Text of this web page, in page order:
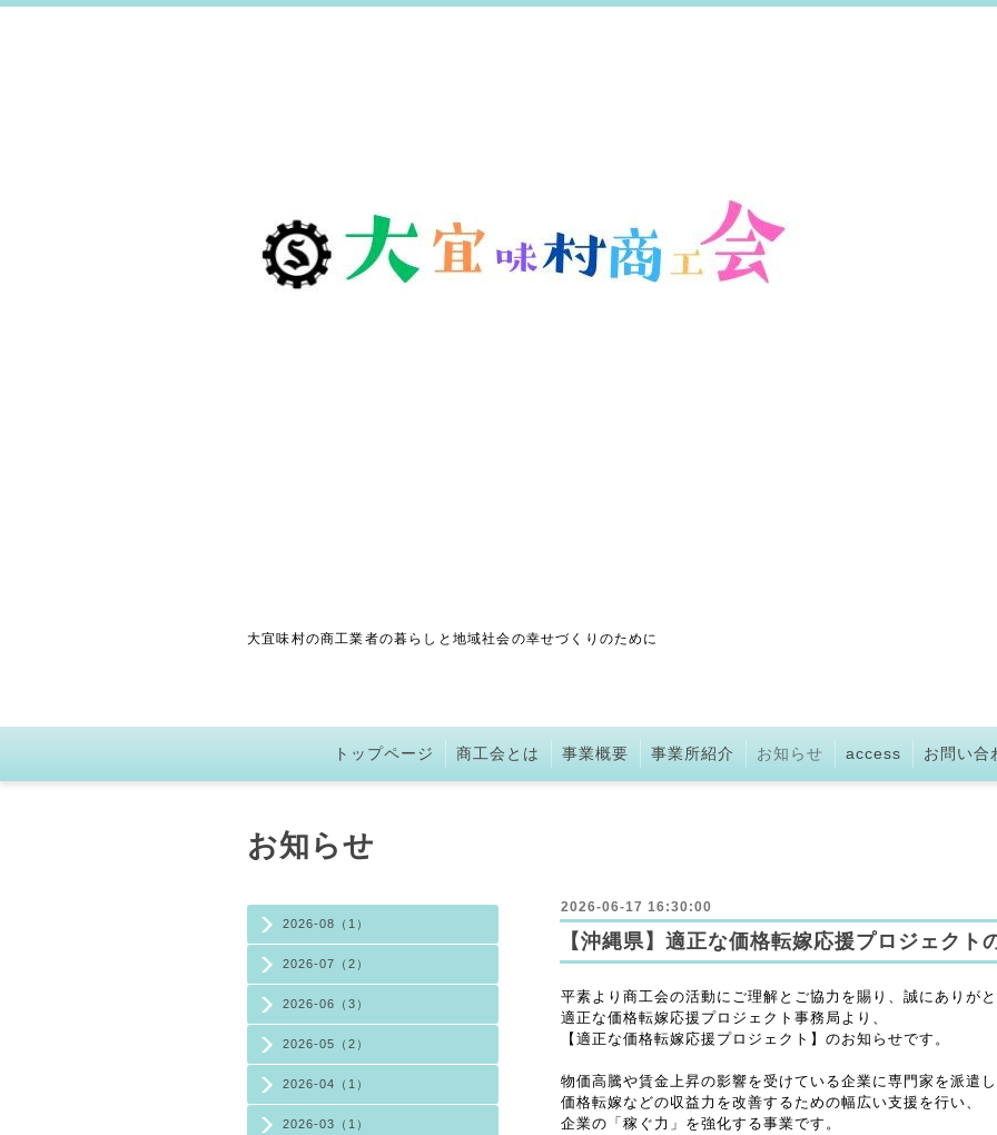
大宜味村の商工業者の暮らしと地域社会の幸せづくりのために
トップページ 商工会とは 事業概要 事業所紹介 お知らせ access お問い合
2026-08（1）
2026-07（2）
2026-06（3）
2026-05（2）
2026-04（1）
2026-03（1）
お知らせ
2026-06-17 16:30:00
【沖縄県】適正な価格転嫁応援プロジェクト
平素より商工会の活動にご理解とご協力を賜り、誠にありが
適正な価格転嫁応援プロジェクト事務局より、
【適正な価格転嫁応援プロジェクト】のお知らせです。
物価高騰や賃金上昇の影響を受けている企業に専門家を派遣
価格転嫁などの収益力を改善するための幅広い支援を行い、
企業の「稼ぐ力」を強化する事業です。